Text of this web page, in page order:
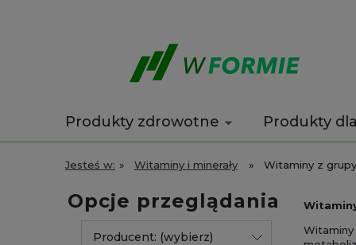
Produkty zdrowotne Produkty
Wyprzedaż Kontakt
Jesteś w: » Witaminy i minerały » Witaminy z
Opcje przeglądania
Producent: (wybierz)
Witaminy